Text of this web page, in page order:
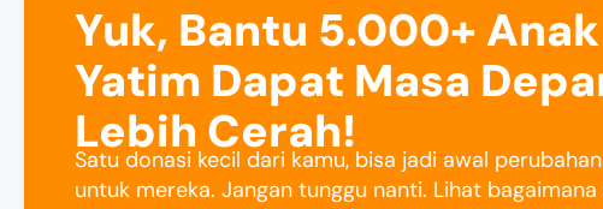
Yuk, Bantu 5.000+ Anak
Yatim Dapat Masa
Lebih Cerah!
Satu donasi kecil dari kamu, bisa jadi awal
untuk mereka. Jangan tunggu nanti. Lihat